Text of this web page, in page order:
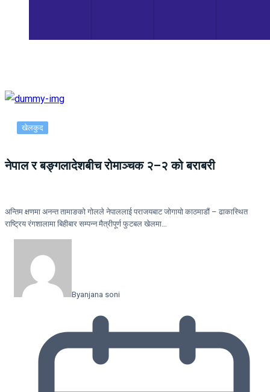
खेलकुद
नेपाल र बङ्गलादेशबीच रोमाञ्चक २–२ को बराबरी
अन्तिम क्षणमा अनन्त तामाङको गोलले नेपाललाई पराजयबाट जोगायो काठमाडौं – ढाकास्थित
राष्ट्रिय रंगशालामा बिहीबार सम्पन्न मैत्रीपूर्ण फुटबल खेलमा…
Byanjana soni